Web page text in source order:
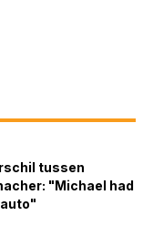
tussen
"Michael had